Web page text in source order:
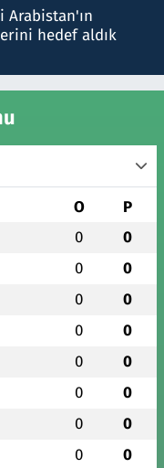
Arabistan'ın
hedef aldık
O P
0 0
0 0
0 0
0 0
0 0
0 0
0 0
0 0